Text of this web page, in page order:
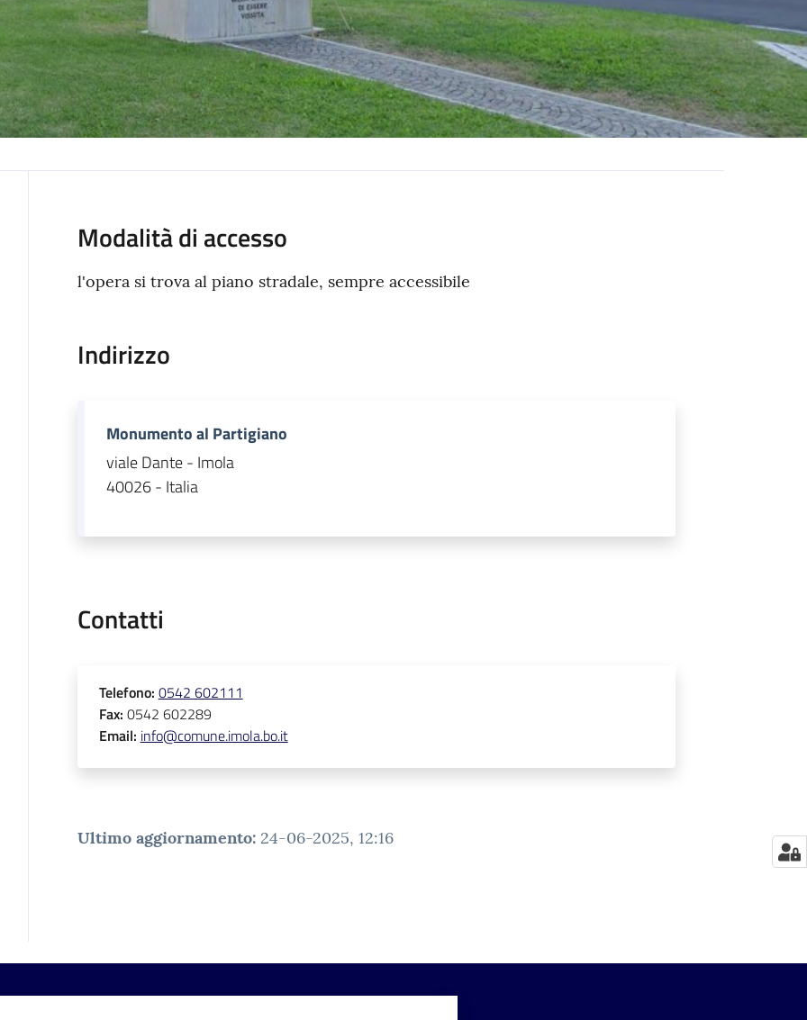
Modalità di accesso
l'opera si trova al piano stradale, sempre accessibile
Indirizzo
Monumento al Partigiano
viale Dante - Imola
40026 - Italia
Contatti
Telefono: 0542 602111
Fax: 0542 602289
Email: info@comune.imola.bo.it
Ultimo aggiornamento: 24-06-2025, 12:16